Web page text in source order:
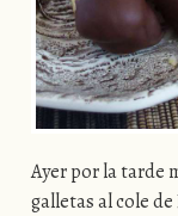
Ayer por la tarde
galletas al cole